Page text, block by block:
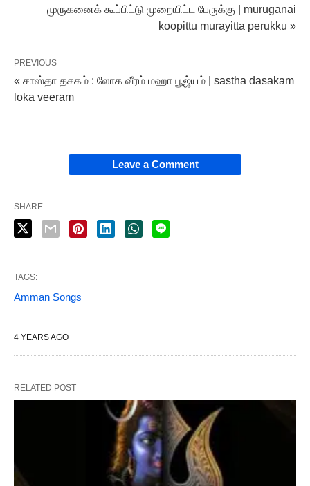
முருகனைக் கூப்பிட்டு முறையிட்ட பேருக்கு | muruganai
koopittu murayitta perukku »
PREVIOUS
« சாஸ்தா தசகம் : லோக வீரம் மஹா பூஜ்யம் | sastha dasakam
loka veeram
Leave a Comment
SHARE
TAGS:
Amman Songs
4 YEARS AGO
RELATED POST